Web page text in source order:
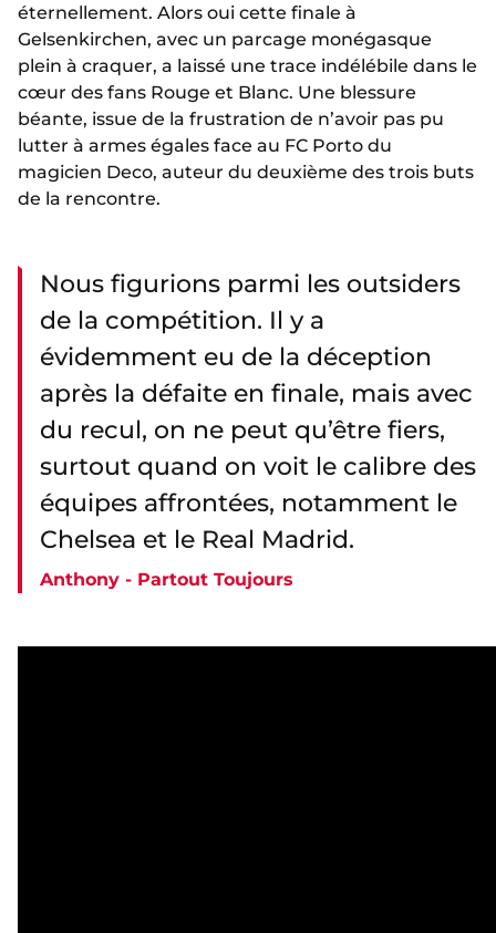
éternellement. Alors oui cette finale à
Gelsenkirchen, avec un parcage monégasque
plein à craquer, a laissé une trace indélébile dans le
cœur des fans Rouge et Blanc. Une blessure
béante, issue de la frustration de n’avoir pas pu
lutter à armes égales face au FC Porto du
magicien Deco, auteur du deuxième des trois buts
de la rencontre.
Nous figurions parmi les outsiders
de la compétition. Il y a
évidemment eu de la déception
après la défaite en finale, mais avec
du recul, on ne peut qu’être fiers,
surtout quand on voit le calibre des
équipes affrontées, notamment le
Chelsea et le Real Madrid.
Anthony - Partout Toujours